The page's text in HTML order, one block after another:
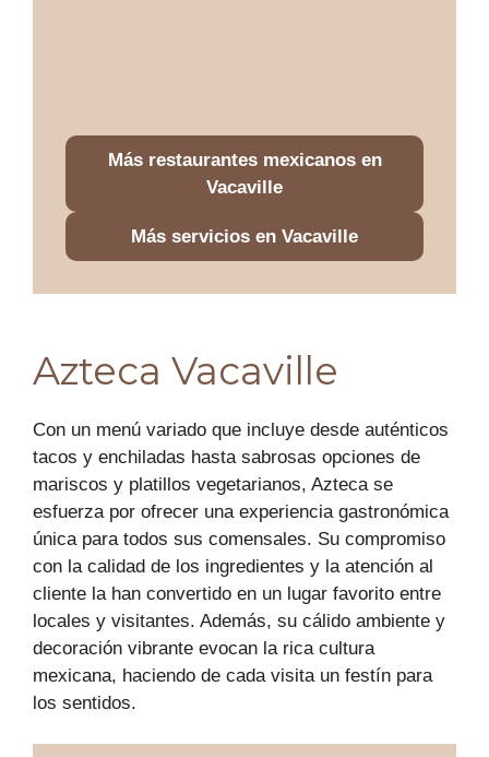
Más restaurantes mexicanos en
Vacaville
Más servicios en Vacaville
Azteca Vacaville
Con un menú variado que incluye desde auténticos
tacos y enchiladas hasta sabrosas opciones de
mariscos y platillos vegetarianos, Azteca se
esfuerza por ofrecer una experiencia gastronómica
única para todos sus comensales. Su compromiso
con la calidad de los ingredientes y la atención al
cliente la han convertido en un lugar favorito entre
locales y visitantes. Además, su cálido ambiente y
decoración vibrante evocan la rica cultura
mexicana, haciendo de cada visita un festín para
los sentidos.